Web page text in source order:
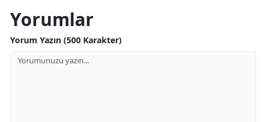
Yorumlar
Yorum Yazın (500 Karakter)